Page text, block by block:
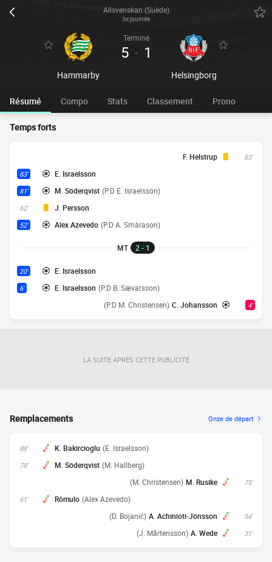
Allsvenskan (Suède)
3e journée
Hammarby
Terminé
5 - 1
Helsingborg
Résumé Compo Stats Classement Prono
Temps forts
83'
F. Helstrup
83' E. Israelsson
81' M. Söderqvist (P.D E. Israelsson)
62' J. Persson
52' Alex Azevedo (P.D A. Smárason)
MT 2 - 1
20' E. Israelsson
6' E. Israelsson (P.D B. Sævarsson)
4'
C. Johansson
(P.D M. Christensen)
LA SUITE APRÈS CETTE PUBLICITÉ
Remplacements Onze de départ
88' K. Bakircioglu (E. Israelsson)
78' M. Söderqvist (M. Hallberg)
75'
M. Rusike
(M. Christensen)
61' Rômulo (Alex Azevedo)
54'
A. Achinioti-Jönsson
(D. Bojanić)
31'
A. Wede
(J. Mårtensson)